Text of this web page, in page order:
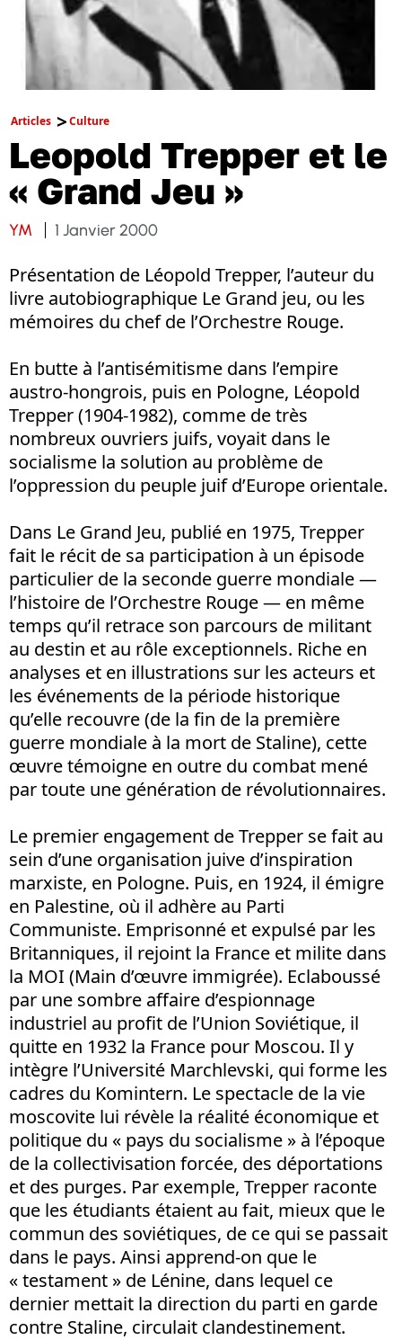
Articles Culture
Leopold Trepper et le
« Grand Jeu »
YM 1 Janvier 2000
Présentation de Léopold Trepper, l’auteur du
livre autobiographique Le Grand jeu, ou les
mémoires du chef de l’Orchestre Rouge.
En butte à l’antisémitisme dans l’empire
austro-hongrois, puis en Pologne, Léopold
Trepper (1904-1982), comme de très
nombreux ouvriers juifs, voyait dans le
socialisme la solution au problème de
l’oppression du peuple juif d’Europe orientale.
Dans Le Grand Jeu, publié en 1975, Trepper
fait le récit de sa participation à un épisode
particulier de la seconde guerre mondiale —
l’histoire de l’Orchestre Rouge — en même
temps qu’il retrace son parcours de militant
au destin et au rôle exceptionnels. Riche en
analyses et en illustrations sur les acteurs et
les événements de la période historique
qu’elle recouvre (de la fin de la première
guerre mondiale à la mort de Staline), cette
œuvre témoigne en outre du combat mené
par toute une génération de révolutionnaires.
Le premier engagement de Trepper se fait au
sein d’une organisation juive d’inspiration
marxiste, en Pologne. Puis, en 1924, il émigre
en Palestine, où il adhère au Parti
Communiste. Emprisonné et expulsé par les
Britanniques, il rejoint la France et milite dans
la MOI (Main d’œuvre immigrée). Eclaboussé
par une sombre affaire d’espionnage
industriel au profit de l’Union Soviétique, il
quitte en 1932 la France pour Moscou. Il y
intègre l’Université Marchlevski, qui forme les
cadres du Komintern. Le spectacle de la vie
moscovite lui révèle la réalité économique et
politique du « pays du socialisme » à l’époque
de la collectivisation forcée, des déportations
et des purges. Par exemple, Trepper raconte
que les étudiants étaient au fait, mieux que le
commun des soviétiques, de ce qui se passait
dans le pays. Ainsi apprend-on que le
« testament » de Lénine, dans lequel ce
dernier mettait la direction du parti en garde
contre Staline, circulait clandestinement.